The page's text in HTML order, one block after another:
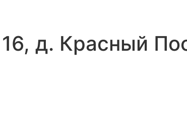
д. Красный